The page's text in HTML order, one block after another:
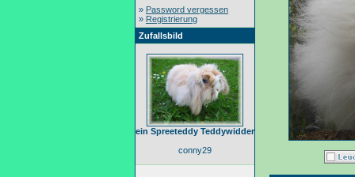
» Password vergessen
» Registrierung
Zufallsbild
ein Spreeteddy Teddywidder
conny29